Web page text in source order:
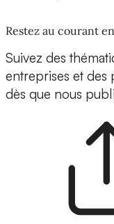
Restez au courant
Suivez des
entreprises et des
dès que nous